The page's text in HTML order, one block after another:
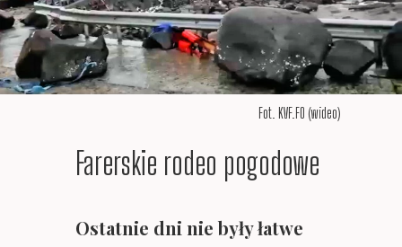
Farerskie rodeo pogodowe
Ostatnie dni nie były łatwe
Fot. KVF.FO (wideo)